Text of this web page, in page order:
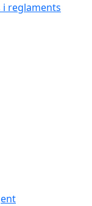
reglaments